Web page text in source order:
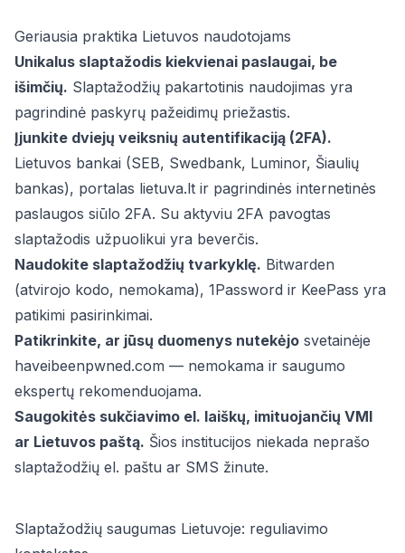
Geriausia praktika Lietuvos naudotojams
Unikalus slaptažodis kiekvienai paslaugai, be
išimčių. Slaptažodžių pakartotinis naudojimas yra
pagrindinė paskyrų pažeidimų priežastis.
Įjunkite dviejų veiksnių autentifikaciją (2FA).
Lietuvos bankai (SEB, Swedbank, Luminor, Šiaulių
bankas), portalas lietuva.lt ir pagrindinės internetinės
paslaugos siūlo 2FA. Su aktyviu 2FA pavogtas
slaptažodis užpuolikui yra beverčis.
Naudokite slaptažodžių tvarkyklę. Bitwarden
(atvirojo kodo, nemokama), 1Password ir KeePass yra
patikimi pasirinkimai.
Patikrinkite, ar jūsų duomenys nutekėjo svetainėje
haveibeenpwned.com — nemokama ir saugumo
ekspertų rekomenduojama.
Saugokitės sukčiavimo el. laiškų, imituojančių VMI
ar Lietuvos paštą. Šios institucijos niekada neprašo
slaptažodžių el. paštu ar SMS žinute.
Slaptažodžių saugumas Lietuvoje: reguliavimo